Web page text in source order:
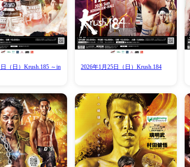
（日）Krush.185 ～in
2026年1月25日（日）Krush.184